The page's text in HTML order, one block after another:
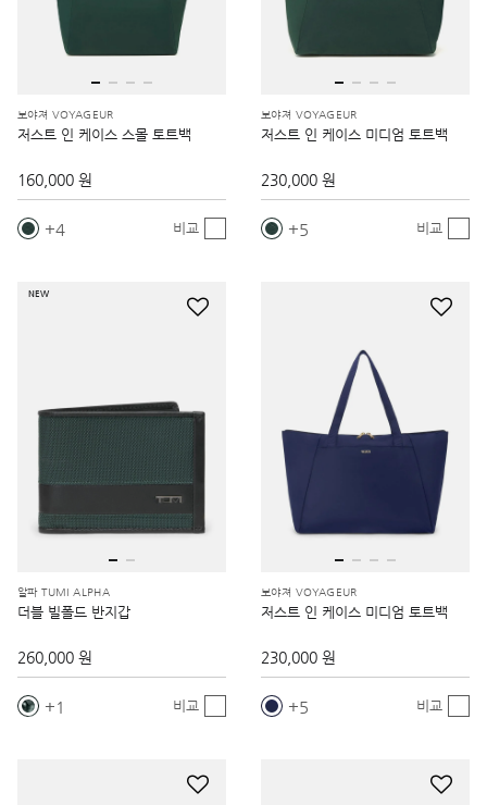
보야져 VOYAGEUR
저스트 인 케이스 스몰 토트백
160,000 원
4 비교
보야져 VOYAGEUR
저스트 인 케이스 미디엄 토트백
230,000 원
5 비교
NEW
알파 TUMI ALPHA
더블 빌폴드 반지갑
260,000 원
1 비교
보야져 VOYAGEUR
저스트 인 케이스 미디엄 토트백
230,000 원
5 비교